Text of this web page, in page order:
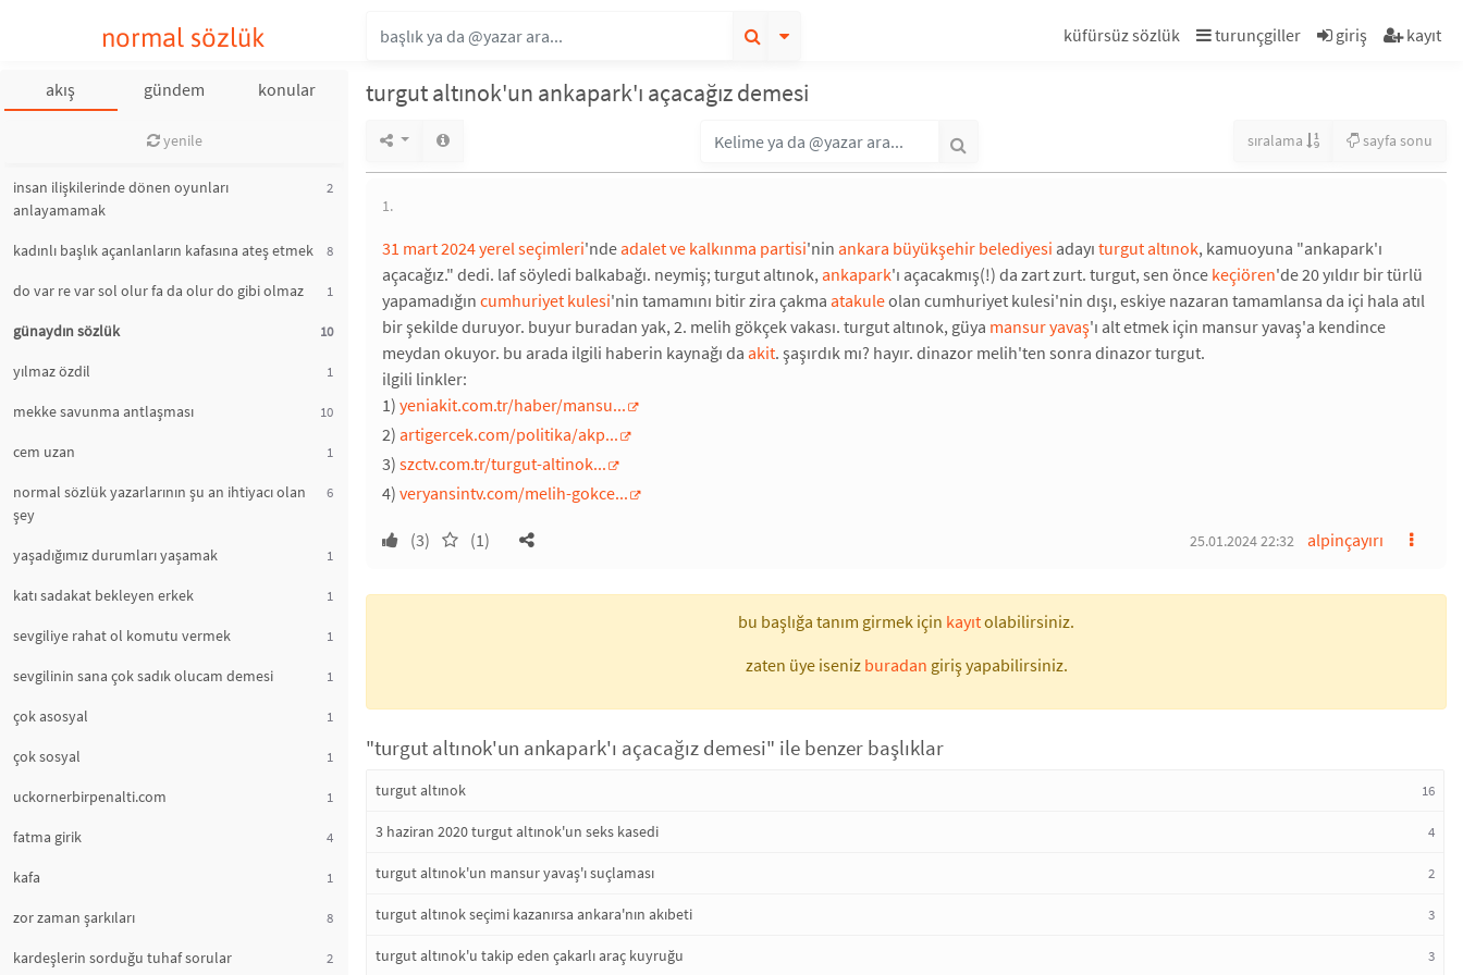
normal sözlük küfürsüz sözlük turunçgiller giriş kayıt
akış gündem konular
yenile
insan ilişkilerinde dönen oyunları
anlayamamak
2
kadınlı başlık açanlanların kafasına ateş etmek 8
do var re var sol olur fa da olur do gibi olmaz 1
günaydın sözlük 10
yılmaz özdil 1
mekke savunma antlaşması 10
cem uzan 1
normal sözlük yazarlarının şu an ihtiyacı olan
şey
6
yaşadığımız durumları yaşamak 1
katı sadakat bekleyen erkek 1
sevgiliye rahat ol komutu vermek 1
sevgilinin sana çok sadık olucam demesi 1
çok asosyal 1
çok sosyal 1
uckornerbirpenalti.com 1
fatma girik 4
kafa 1
zor zaman şarkıları 8
kardeşlerin sorduğu tuhaf sorular 2
turgut altınok'un ankapark'ı açacağız demesi
sıralama sayfa sonu
1.
31 mart 2024 yerel seçimleri'ndeadalet ve kalkınma partisi'nin ankara büyükşehir belediyesi adayı turgut altınok, kamuoyuna "ankapark'ı
açacağız." dedi. laf söyledi balkabağı. neymiş; turgut altınok,ankapark'ı açacakmış(!) da zart zurt. turgut, sen önce keçiören'de 20 yıldır bir türlü
yapamadığın cumhuriyet kulesi'nin tamamını bitir zira çakma atakuleolan cumhuriyet kulesi'nin dışı, eskiye nazaran tamamlansa da içi hala atıl
bir şekilde duruyor. buyur buradan yak, 2. melih gökçek vakası. turgut altınok, güya mansur yavaş'ı alt etmek için mansur yavaş'a kendince
meydan okuyor. bu arada ilgili haberin kaynağı da akit. şaşırdık mı? hayır. dinazor melih'ten sonra dinazor turgut.
ilgili linkler:
1) yeniakit.com.tr/haber/mansu...
2) artigercek.com/politika/akp...
3) szctv.com.tr/turgut-altinok...
4) veryansintv.com/melih-gokce...
(3) (1) alpinçayırı
25.01.2024 22:32
bu başlığa tanım girmek için kayıtolabilirsiniz.
zaten üye iseniz buradan giriş yapabilirsiniz.
"turgut altınok'un ankapark'ı açacağız demesi" ile benzer başlıklar
turgut altınok 16
3 haziran 2020 turgut altınok'un seks kasedi 4
turgut altınok'un mansur yavaş'ı suçlaması 2
turgut altınok seçimi kazanırsa ankara'nın akıbeti 3
turgut altınok'u takip eden çakarlı araç kuyruğu 3